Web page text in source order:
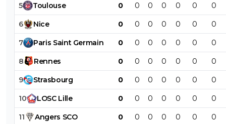
5 Toulouse 0 0 0 0 0 0 0
6 Nice 0 0 0 0 0 0 0
7 Paris Saint Germain 0 0 0 0 0 0 0
8 Rennes 0 0 0 0 0 0 0
9 Strasbourg 0 0 0 0 0 0 0
10 LOSC Lille 0 0 0 0 0 0 0
11 Angers SCO 0 0 0 0 0 0 0